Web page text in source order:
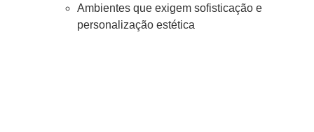
Ambientes que exigem sofisticação e
personalização estética